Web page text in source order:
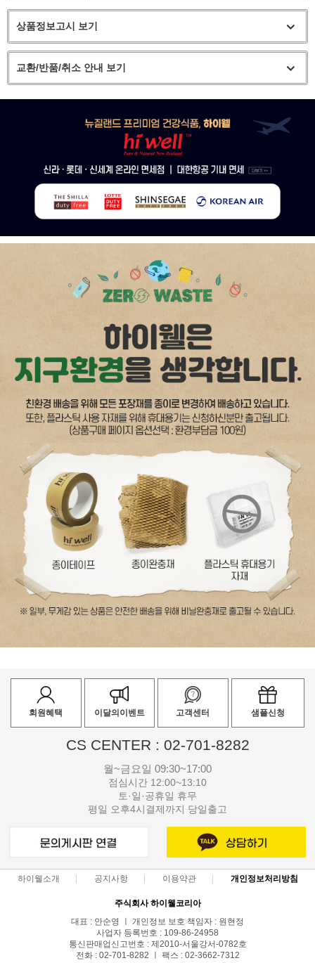
상품정보고시 보기
교환/반품/취소 안내 보기
회원혜택 이달의이벤트 고객센터 샘플신청
CS CENTER : 02-701-8282
월~금요일 09:30~17:00
점심시간 12:00~13:10
토·일·공휴일 휴무
평일 오후4시결제까지 당일출고
하이웰소개 공지사항 이용약관 개인정보처리방침
주식회사 하이웰코리아
대표 : 안순영 ㅣ 개인정보 보호 책임자 : 원현정
사업자 등록번호 : 109-86-24958
통신판매업신고번호 : 제2010-서울강서-0782호
전화 : 02-701-8282 ㅣ 팩스 : 02-3662-7312